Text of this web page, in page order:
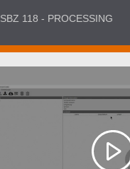
SBZ 118 - PROCESSING